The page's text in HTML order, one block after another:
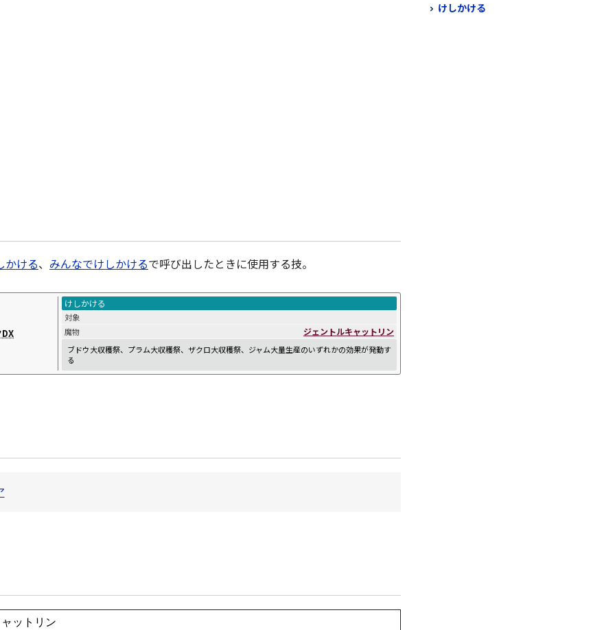
かける、 みんなでけしかけるで呼び出したときに使用する技。
けしかける
対象
魔物
ジェントルキャットリン
ブドウ大収穫祭、プラム大収穫祭、ザクロ大収穫祭、ジャム大量生産のいずれかの効果が発動す
る
けしかける